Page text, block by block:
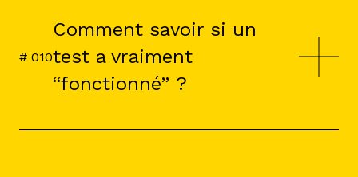
complexité, du volume de tests et de
vos objectifs business.
# 010
Comment savoir si un
test a vraiment
“fonctionné” ?
Nous ne cherchons pas un